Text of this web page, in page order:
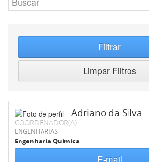
Filtrar
Limpar Filtros
Adriano da Silva
COORDENADOR(A)
ENGENHARIAS
Engenharia Química
E-mail